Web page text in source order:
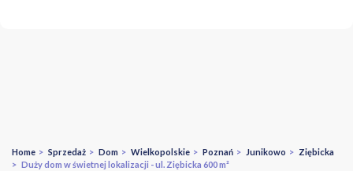
Home > Sprzedaż > Dom > Wielkopolskie > Poznań > Junikowo > Ziębicka
> Duży dom w świetnej lokalizacji - ul. Ziębicka 600 m²